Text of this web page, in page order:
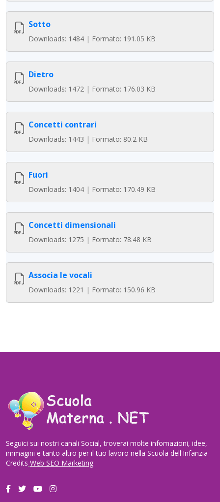
Sotto
Downloads: 1484 | Formato: 191.05 KB
Dietro
Downloads: 1472 | Formato: 176.03 KB
Concetti contrari
Downloads: 1443 | Formato: 80.2 KB
Fuori
Downloads: 1404 | Formato: 170.49 KB
Concetti dimensionali
Downloads: 1275 | Formato: 78.48 KB
Associa le vocali
Downloads: 1221 | Formato: 150.96 KB
Seguici sui nostri canali Social, troverai molte infomazioni, idee,
immagini e tanto altro per il tuo lavoro nella Scuola dell'Infanzia
Credits Web SEO Marketing